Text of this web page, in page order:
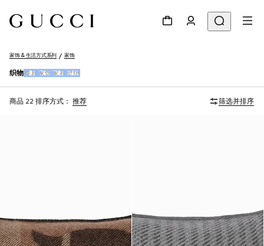
家饰 & 生活方式系列 家饰
织物 餐具 家饰 家具 壁纸
商品 22 排序方式： 推荐 筛选并排序